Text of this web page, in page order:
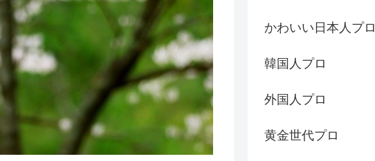
かわいい日本人プロ
韓国人プロ
外国人プロ
黄金世代プロ